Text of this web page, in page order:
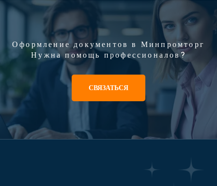
Оформление документов в Минпромторг
Нужна помощь профессионалов?
СВЯЗАТЬСЯ